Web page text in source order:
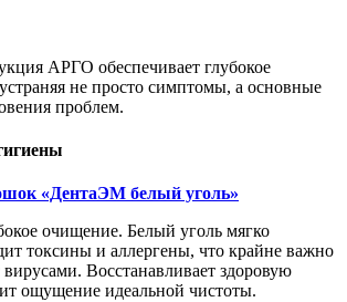
АРГО обеспечивает глубокое
не просто симптомы, а основные
проблем.
«ДентаЭМ белый уголь»
очищение. Белый уголь мягко
токсины и аллергены, что крайне важно
Восстанавливает здоровую
ощущение идеальной чистоты.